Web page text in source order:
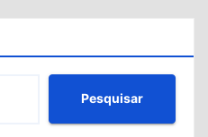
Pesquisar